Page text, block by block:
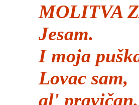
MOLITVA
Jesam.
I moja
Lovac sam,
al' pravičan.